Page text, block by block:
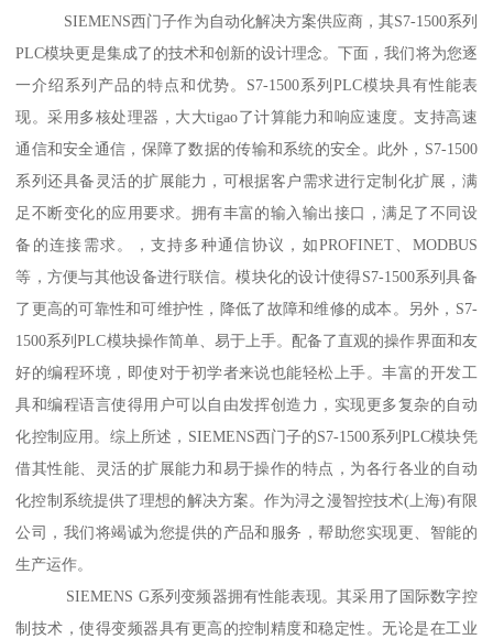
SIEMENS西门子作为自动化解决方案供应商，其S7-1500系列
PLC模块更是集成了的技术和创新的设计理念。下面，我们将为您逐
一介绍系列产品的特点和优势。S7-1500系列PLC模块具有性能表
现。采用多核处理器，大大tigao了计算能力和响应速度。支持高速
通信和安全通信，保障了数据的传输和系统的安全。此外，S7-1500
系列还具备灵活的扩展能力，可根据客户需求进行定制化扩展，满
足不断变化的应用要求。拥有丰富的输入输出接口，满足了不同设
备的连接需求。，支持多种通信协议，如PROFINET、MODBUS
等，方便与其他设备进行联信。模块化的设计使得S7-1500系列具备
了更高的可靠性和可维护性，降低了故障和维修的成本。另外，S7-
1500系列PLC模块操作简单、易于上手。配备了直观的操作界面和友
好的编程环境，即使对于初学者来说也能轻松上手。丰富的开发工
具和编程语言使得用户可以自由发挥创造力，实现更多复杂的自动
化控制应用。综上所述，SIEMENS西门子的S7-1500系列PLC模块凭
借其性能、灵活的扩展能力和易于操作的特点，为各行各业的自动
化控制系统提供了理想的解决方案。作为浔之漫智控技术(上海)有限
公司，我们将竭诚为您提供的产品和服务，帮助您实现更、智能的
生产运作。
SIEMENS G系列变频器拥有性能表现。其采用了国际数字控
制技术，使得变频器具有更高的控制精度和稳定性。无论是在工业